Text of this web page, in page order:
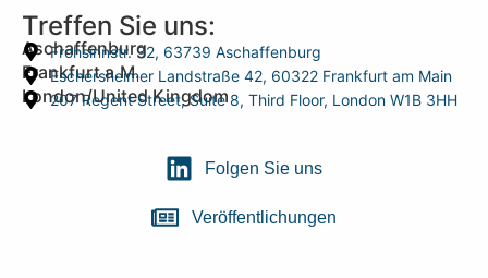
Treffen Sie uns:
Aschaffenburg
Frohsinnstr. 32, 63739 Aschaffenburg
Frankfurt a.M.
Eschersheimer Landstraße 42, 60322 Frankfurt am Main
London/United Kingdom
207 Regent Street, Suite 8, Third Floor, London W1B 3HH
Folgen Sie uns
Veröffentlichungen